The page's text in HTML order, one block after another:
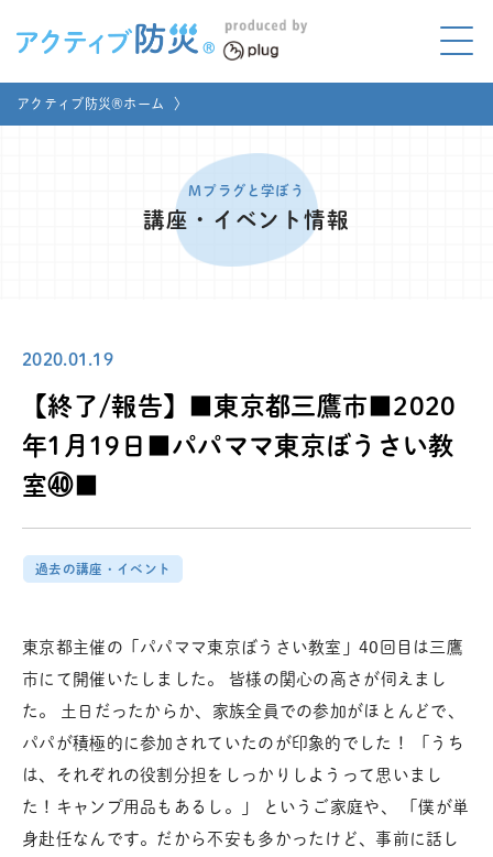
アクティブ防災とは?
家庭でやってみよう
メディア掲載
取材お申し込み
アクティブ防災®ホーム 〉
Mプラグと学ぼう
講座・イベント情報
2020.01.19
【終了/報告】■東京都三鷹市■2020
年1月19日■パパママ東京ぼうさい教
室㊵■
過去の講座・イベント
東京都主催の「パパママ東京ぼうさい教室」40回目は三鷹
市にて開催いたしました。 皆様の関心の高さが伺えまし
た。 土日だったからか、家族全員での参加がほとんどで、
パパが積極的に参加されていたのが印象的でした！ 「うち
は、それぞれの役割分担をしっかりしようって思いまし
た！キャンプ用品もあるし。」 というご家庭や、 「僕が単
身赴任なんです。だから不安も多かったけど、事前に話し